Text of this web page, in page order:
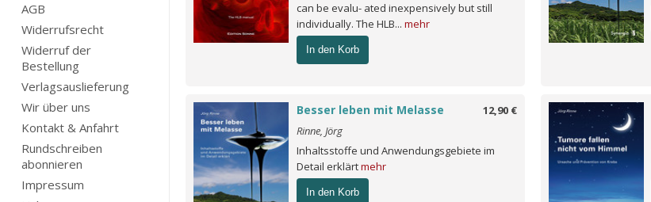
AGB
Widerrufsrecht
Widerruf der
Bestellung
Verlagsauslieferung
Wir über uns
Kontakt & Anfahrt
Rundschreiben
abonnieren
Impressum
can be evalu- ated inexpensively but still
individually. The HLB... mehr
In den Korb
12,90 €
Besser leben mit Melasse
Rinne, Jörg
Inhaltsstoffe und Anwendungsgebiete im
Detail erklärtmehr
In den Korb